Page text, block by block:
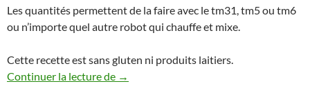
Les quantités permettent de la faire avec le tm31, tm5 ou tm6
ou n’importe quel autre robot qui chauffe et mixe.
Cette recette est sans gluten ni produits laitiers.
Continuer la lecture de
Crème de pois chiches au lard recette
→